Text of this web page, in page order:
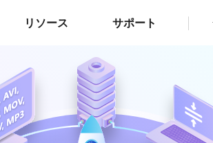
リソース サポート